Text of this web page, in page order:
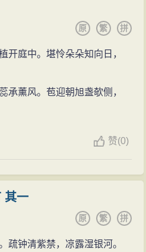
拼
繁
原
开庭中。堪怜朵朵知向日，
承薰风。苞迎朝旭盏欹侧，
赞(0)
其一
拼
繁
原
疏钟清紫禁，凉露湿银河。